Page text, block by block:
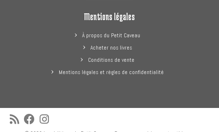
Mentions légales
À propos du Petit Caveau
Acheter nos livres
Conditions de vente
Mentions légales et règles de confidentialité